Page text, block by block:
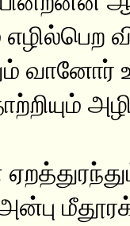
வானோர்